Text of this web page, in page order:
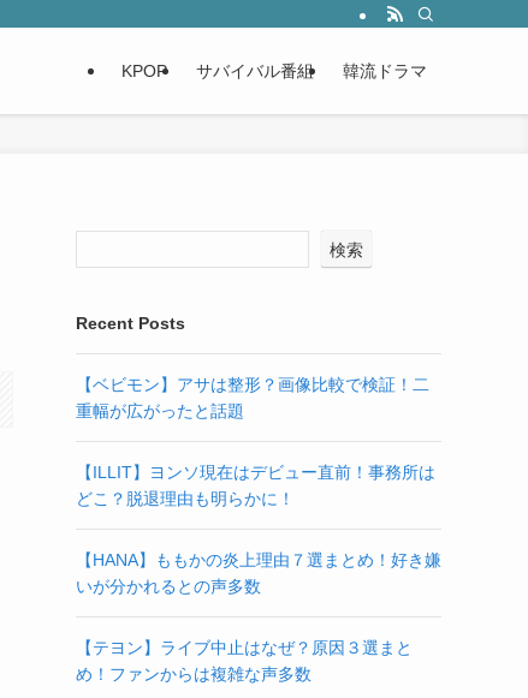
KPOP サバイバル番組 韓流ドラマ
検索
Recent Posts
【ベビモン】アサは整形？画像比較で検証！二
重幅が広がったと話題
【ILLIT】ヨンソ現在はデビュー直前！事務所は
どこ？脱退理由も明らかに！
【HANA】ももかの炎上理由７選まとめ！好き嫌
いが分かれるとの声多数
【テヨン】ライブ中止はなぜ？原因３選まと
め！ファンからは複雑な声多数